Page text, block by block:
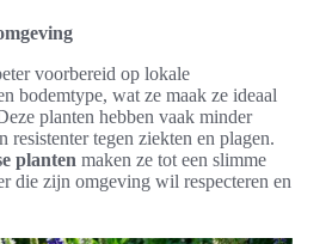
voorbereid op lokale
bodemtype, wat ze maak ze ideaal
planten hebben vaak minder
tegen ziekten en plagen.
planten maken ze tot een slimme
die zijn omgeving wil respecteren en